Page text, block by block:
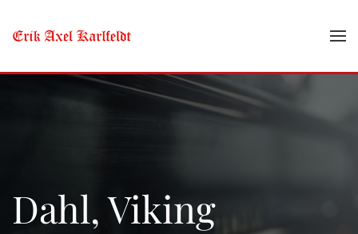
Skip to main content
Dahl, Viking